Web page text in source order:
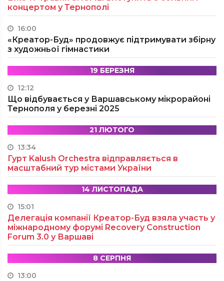
концертом у Тернополі
16:00
«Креатор-Буд» продовжує підтримувати збірну
з художньої гімнастики
19 БЕРЕЗНЯ
12:12
Що відбувається у Варшавському мікрорайоні
Тернополя у березні 2025
21 ЛЮТОГО
13:34
Гурт Kalush Orchestra відправляється в
масштабний тур містами України
14 ЛИСТОПАДА
15:01
Делегація компанії Креатор-Буд взяла участь у
міжнародному форумі Recovery Construction
Forum 3.0 у Варшаві
8 СЕРПНЯ
13:00